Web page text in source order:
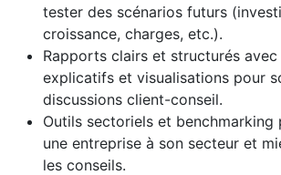
tester des scénarios futurs
croissance, charges, etc.).
Rapports clairs et structurés
explicatifs et visualisations pour
discussions client-conseil.
Outils sectoriels et benchmarking
une entreprise à son secteur et
les conseils.